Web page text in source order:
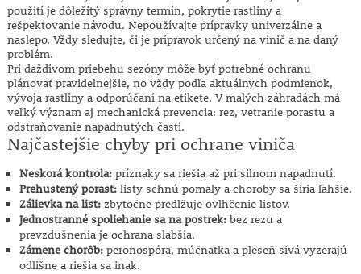
použití je dôležitý správny termín, pokrytie rastliny a
rešpektovanie návodu. Nepoužívajte prípravky univerzálne a
naslepo. Vždy sledujte, či je prípravok určený na vinič a na daný
problém.
Pri daždivom priebehu sezóny môže byť potrebné ochranu
plánovať pravidelnejšie, no vždy podľa aktuálnych podmienok,
vývoja rastliny a odporúčaní na etikete. V malých záhradách má
veľký význam aj mechanická prevencia: rez, vetranie porastu a
odstraňovanie napadnutých častí.
Najčastejšie chyby pri ochrane viniča
Neskorá kontrola:príznaky sa riešia až pri silnom napadnutí.
Prehustený porast:listy schnú pomaly a choroby sa šíria ľahšie.
Zálievka na list:zbytočne predlžuje ovlhčenie listov.
Jednostranné spoliehanie sa na postrek:bez rezu a
prevzdušnenia je ochrana slabšia.
Zámene chorôb:peronospóra, múčnatka a pleseň sivá vyzerajú
odlišne a riešia sa inak.